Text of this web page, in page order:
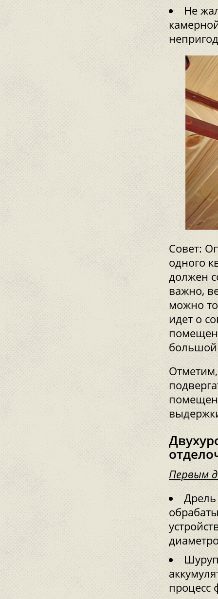
Не
Совет:
одного
должен
важно,
можно
идет о
большой
Первым
процесс